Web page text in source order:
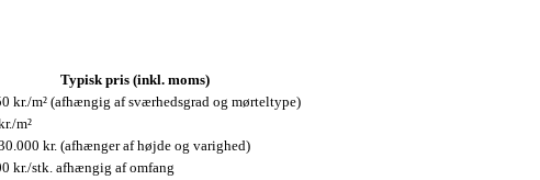
Typisk pris (inkl. moms)
kr./m² (afhængig af sværhedsgrad og mørteltype)
m²
kr. (afhænger af højde og varighed)
kr./stk. afhængig af omfang